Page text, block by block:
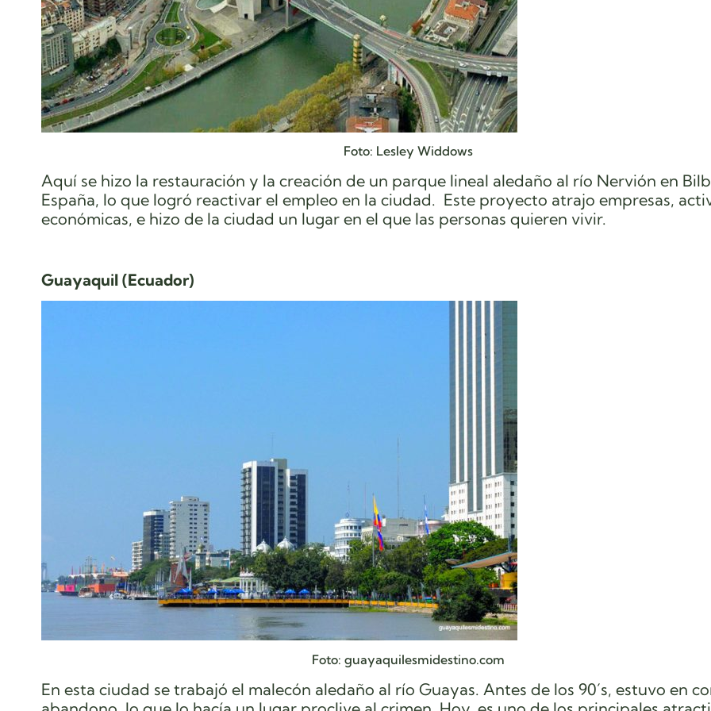
Foto: Lesley Widdows
Aquí se hizo la restauración y la creación de un parque lineal aledaño al río Nervión en
España, lo que logró reactivar el empleo en la ciudad. Este proyecto atrajo empresas,
económicas, e hizo de la ciudad un lugar en el que las personas quieren vivir.
Guayaquil (Ecuador)
Foto: guayaquilesmidestino.com
En esta ciudad se trabajó el malecón aledaño al río Guayas. Antes de los 90´s, estuvo en